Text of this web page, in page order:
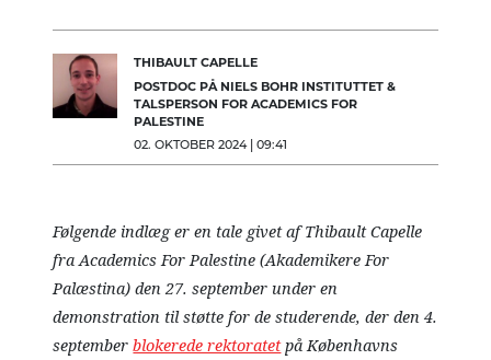
THIBAULT CAPELLE
POSTDOC PÅ NIELS BOHR INSTITUTTET &
TALSPERSON FOR ACADEMICS FOR
PALESTINE
02. OKTOBER 2024 | 09:41
Følgende indlæg er en tale givet af Thibault Capelle
fra Academics For Palestine (Akademikere For
Palæstina) den 27. september under en
demonstration til støtte for de studerende, der den 4.
septemberblokerede rektoratetpå Københavns